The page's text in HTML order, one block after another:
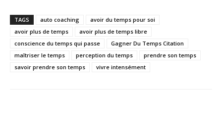
TAGS auto coaching
avoir du temps pour soi
avoir plus de temps
avoir plus de temps libre
conscience du temps qui passe
Gagner Du Temps Citation
maîtriser le temps
perception du temps
prendre son temps
savoir prendre son temps
vivre intensément